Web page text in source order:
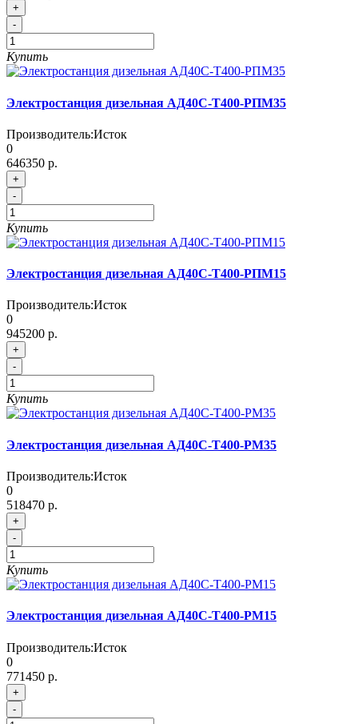
+
-
Купить
Электростанция дизельная АД40С-Т400-РПМ35
Производитель:Исток
0
646350 р.
+
-
Купить
Электростанция дизельная АД40С-Т400-РПМ15
Производитель:Исток
0
945200 р.
+
-
Купить
Электростанция дизельная АД40С-Т400-РМ35
Производитель:Исток
0
518470 р.
+
-
Купить
Электростанция дизельная АД40С-Т400-РМ15
Производитель:Исток
0
771450 р.
+
-